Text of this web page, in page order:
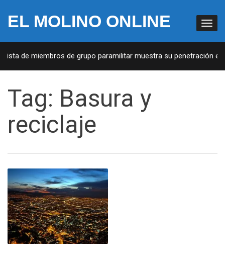
EL MOLINO ONLINE
de miembros de grupo paramilitar muestra su penetración en
Tag: Basura y
reciclaje